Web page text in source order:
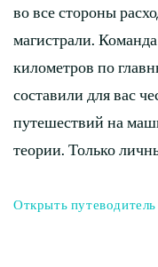
во все стороны
магистрали.
километров по
составили для вас
путешествий на
теории. Только
Открыть путеводитель